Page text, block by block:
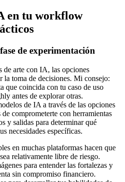
en tu workflow
de experimentación
de arte con IA, las opciones
la toma de decisiones. Mi consejo:
que coincida con tu caso de uso
antes de explorar otras.
de IA a través de las opciones
comprometerte con herramientas
y salidas para determinar qué
necesidades específicas.
en muchas plataformas hacen que
relativamente libre de riesgo.
para entender las fortalezas y
sin compromiso financiero.